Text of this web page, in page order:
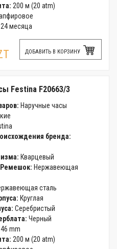
200 м (20 atm)
24 месяца
ДОБАВИТЬ В КОРЗИНУ
Festina F20663/3
Наручные часы
бренда:
Кварцевый
Ремешок: Нержавеющая
сталь
Круглая
Серебристый
Черный
46 mm
200 м (20 atm)